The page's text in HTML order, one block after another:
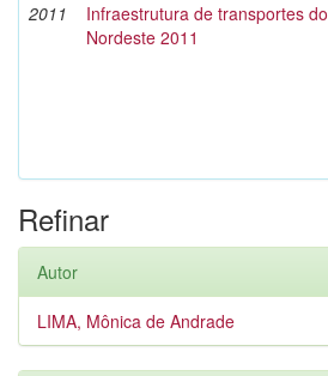
2011
Infraestrutura de transportes do
Nordeste 2011
Refinar
Autor
LIMA, Mônica de Andrade